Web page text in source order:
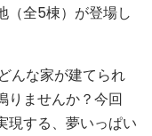
（全5棟）が登場し
んな家が建てられ
りませんか？今回
現する、夢いっぱい